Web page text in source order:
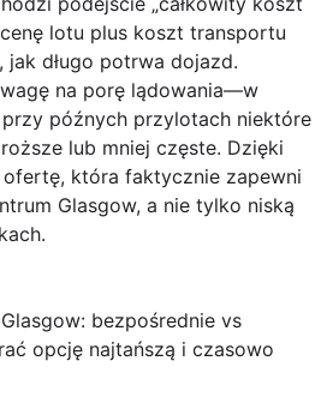
lotu plus koszt transportu
długo potrwa dojazd.
na porę lądowania—w
późnych przylotach niektóre
lub mniej częste. Dzięki
która faktycznie zapewni
Glasgow, a nie tylko niską
bezpośrednie vs
opcję najtańszą i czasowo